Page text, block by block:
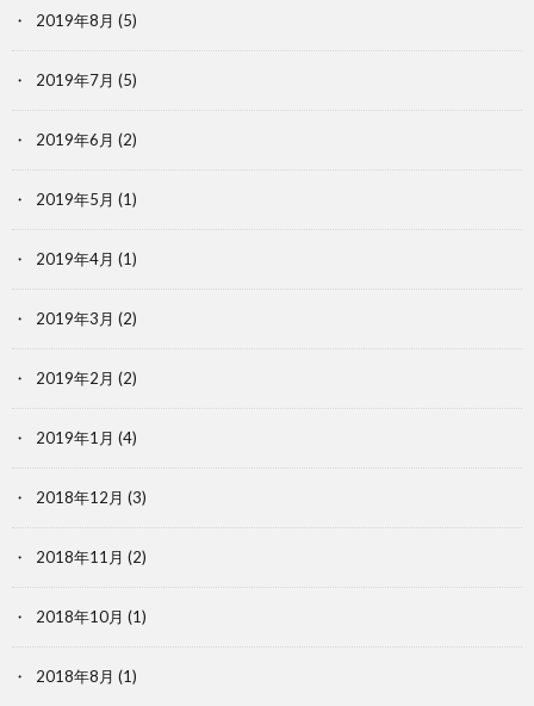
2019年8月 (5)
2019年7月 (5)
2019年6月 (2)
2019年5月 (1)
2019年4月 (1)
2019年3月 (2)
2019年2月 (2)
2019年1月 (4)
2018年12月 (3)
2018年11月 (2)
2018年10月 (1)
2018年8月 (1)